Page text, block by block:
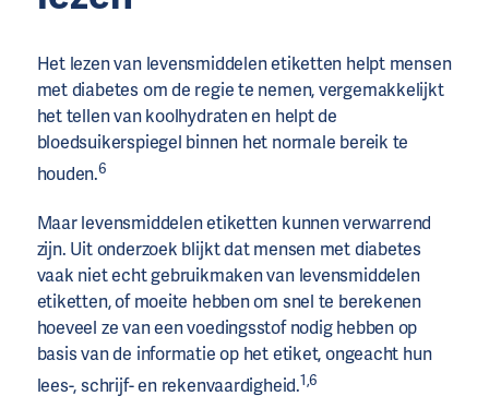
Het lezen van levensmiddelen etiketten helpt mensen
met diabetes om de regie te nemen, vergemakkelijkt
het tellen van koolhydraten en helpt de
bloedsuikerspiegel binnen het normale bereik te
houden.6
Maar levensmiddelen etiketten kunnen verwarrend
zijn. Uit onderzoek blijkt dat mensen met diabetes
vaak niet echt gebruikmaken van levensmiddelen
etiketten, of moeite hebben om snel te berekenen
hoeveel ze van een voedingsstof nodig hebben op
basis van de informatie op het etiket, ongeacht hun
lees-, schrijf- en rekenvaardigheid.1,6